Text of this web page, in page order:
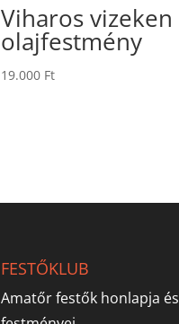
Viharos vizeken
olajfestmény
19.000 Ft
FESTŐKLUB
Amatőr festők honlapja és